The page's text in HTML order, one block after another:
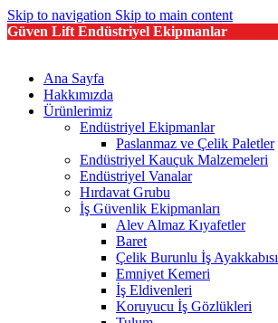
Skip to navigation Skip to main content
Güven Lift Endüstriyel Ekipmanlar
Ana Sayfa
Hakkımızda
Ürünlerimiz
Endüstriyel Ekipmanlar
Paslanmaz ve Çelik Paletler
Endüstriyel Kauçuk Malzemeleri
Endüstriyel Vanalar
Hırdavat Grubu
İş Güvenlik Ekipmanları
Alev Almaz Kıyafetler
Baret
Çelik Burunlu İş Ayakkabısı
Emniyet Kemeri
İş Eldivenleri
Koruyucu İş Gözlükleri